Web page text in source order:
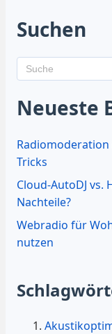
Suchen
Neueste
Tricks
Cloud-AutoDJ vs.
Nachteile?
Webradio für
nutzen